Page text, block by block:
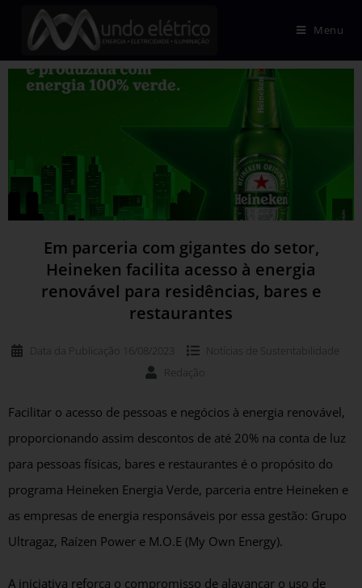
Menu
Em parceria com gigantes do setor,
Heineken facilita acesso à energia
renovável para residências, bares e
restaurantes
Data da Publicação 16/08/2023 Notícias de
Sustentabilidade
Redação
Facilitar o acesso de pessoas e negócios à energia renovável,
proporcionando assim descontos de até 20% na conta de luz
para pessoas físicas, bares e restaurantes é o propósito do
programa Heineken Energia Verde, parceria entre Heineken e
as empresas de energia responsáveis por essa gestão: Grupo
Ultragaz, Raízen Power e M.O.E (My Own Energy).
A iniciativa reforça o compromisso de alavancar o uso de